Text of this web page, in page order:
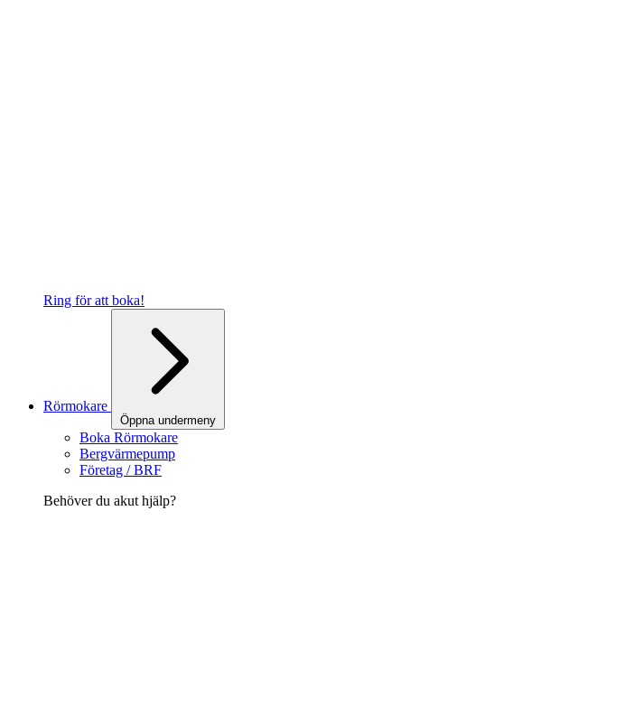
Ring för att boka!
Rörmokare
Öppna undermeny
Boka Rörmokare
Bergvärmepump
Företag / BRF
Behöver du akut hjälp?